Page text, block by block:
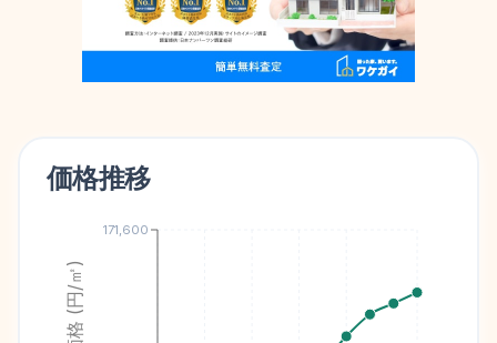
価格推移
171,600
価格 (円/㎡)